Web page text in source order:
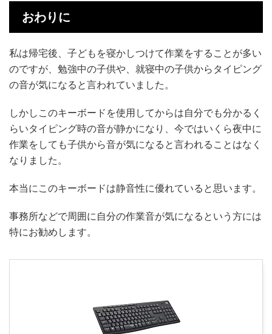
おわりに
私は帰宅後、子どもを寝かしつけて作業をすることが多い
のですが、勉強中の子供や、就寝中の子供からタイピング
の音が気になると言われていました。
しかしこのキーボードを使用してからは自分でも分かるく
らいタイピング時の音が静かになり、今ではいくら夜中に
作業をしても子供から音が気になると言われることはなく
なりました。
本当にこのキーボードは静音性に優れていると思います。
事務所などで周囲に自分の作業音が気になるという方には
特にお勧めします。